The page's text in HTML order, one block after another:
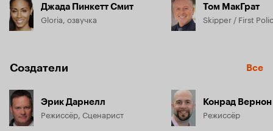
Джада Пинкетт Смит
Gloria, озвучка
Том МакГрат
Создатели Все
Эрик Дарнелл
Режиссёр, Сценарист
Конрад Вернон
Режиссёр